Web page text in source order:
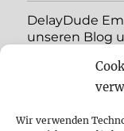
Wir verwenden
DelayDude
unseren Blog
YouTube